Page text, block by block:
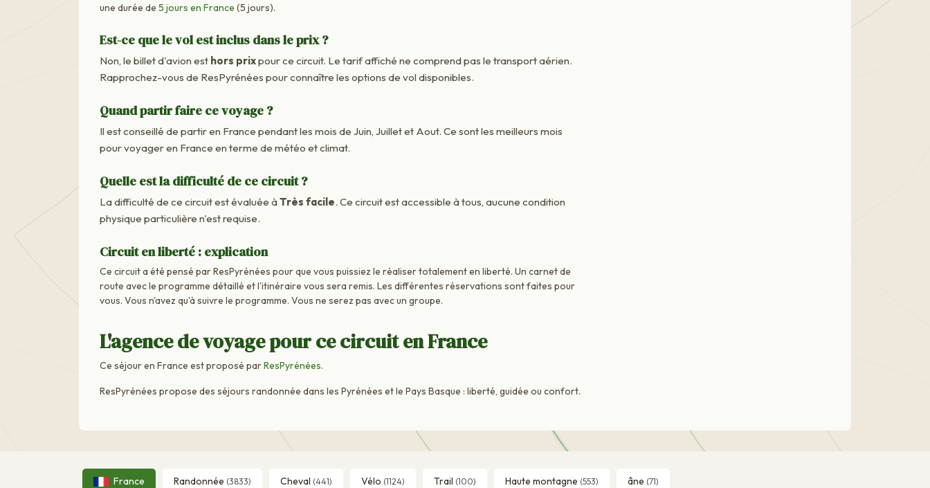
une durée de 5 jours en France (5 jours).
Est-ce que le vol est inclus dans le prix ?
Non, le billet d'avion est hors prixpour ce circuit. Le tarif affiché ne comprend pas le transport aérien.
Rapprochez-vous de ResPyrénées pour connaître les options de vol disponibles.
Quand partir faire ce voyage ?
Il est conseillé de partir en France pendant les mois de Juin, Juillet et Aout. Ce sont les meilleurs mois
pour voyager en France en terme de météo et climat.
Quelle est la difficulté de ce circuit ?
La difficulté de ce circuit est évaluée àTrès facile. Ce circuit est accessible à tous, aucune condition
physique particulière n'est requise.
Circuit en liberté : explication
Ce circuit a été pensé par ResPyrénées pour que vous puissiez le réaliser totalement en liberté. Un carnet de
route avec le programme détaillé et l'itinéraire vous sera remis. Les différentes réservations sont faites pour
vous. Vous n'avez qu'à suivre le programme. Vous ne serez pas avec un groupe.
L'agence de voyage pour ce circuit en France
Ce séjour en France est proposé parResPyrénées.
ResPyrénées propose des séjours randonnée dans les Pyrénées et le Pays Basque : liberté, guidée ou confort.
France Randonnée (3833) Cheval (441) Vélo (1124) Trail (100) Haute montagne (553) âne (71)